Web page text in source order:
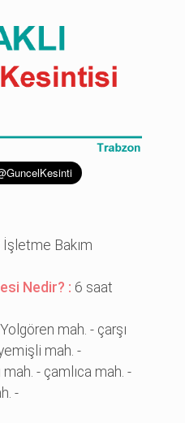
İşletme Bakım
Nedir? : 6 saat
Yolgören mah. - çarşı
mah. -
mah. - çamlıca mah. -
-